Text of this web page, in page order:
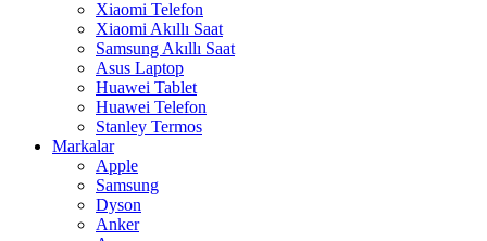
Xiaomi Telefon
Xiaomi Akıllı Saat
Samsung Akıllı Saat
Asus Laptop
Huawei Tablet
Huawei Telefon
Stanley Termos
Markalar
Apple
Samsung
Dyson
Anker